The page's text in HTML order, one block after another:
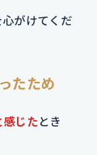
心がけてくだ
たため
感じた とき